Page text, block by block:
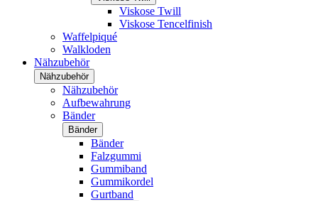
Viskose Twill
Viskose Tencelfinish
Waffelpiqué
Walkloden
Nähzubehör
Nähzubehör
Nähzubehör
Aufbewahrung
Bänder
Bänder
Bänder
Falzgummi
Gummiband
Gummikordel
Gurtband